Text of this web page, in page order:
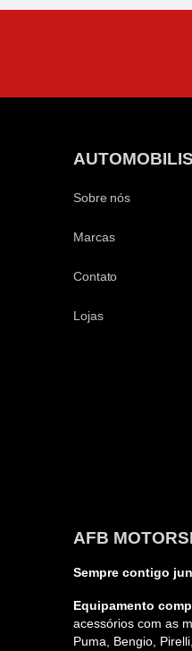
Sobre nós
Marcas
Contato
Lojas
AFB
Sempre contigo
Equipamento
acessórios com as
Puma, Bengio,